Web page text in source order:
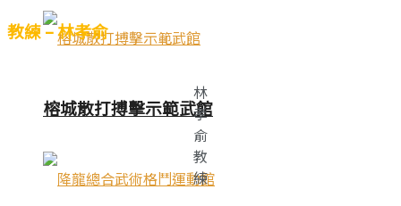
榕城散打搏擊示範武館
教練 – 林孝俞
林
孝
俞
教
練